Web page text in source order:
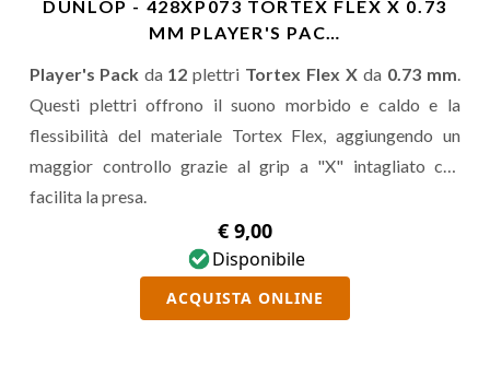
DUNLOP - 428XP073 TORTEX FLEX X 0.73
MM PLAYER'S PAC…
Player's Pack da 12 plettri Tortex Flex X da 0.73 mm.
Questi plettri offrono il suono morbido e caldo e la
flessibilità del materiale Tortex Flex, aggiungendo un
maggior controllo grazie al grip a "X" intagliato che
facilita la presa.
€ 9,00
Disponibile
ACQUISTA ONLINE